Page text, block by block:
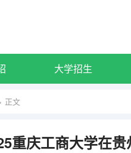
大学招生
正文
重庆工商大学在